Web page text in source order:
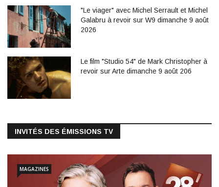
"Le viager" avec Michel Serrault et Michel
Galabru à revoir sur W9 dimanche 9 août
2026
Le film "Studio 54" de Mark Christopher à
revoir sur Arte dimanche 9 août 206
INVITÉS DES ÉMISSIONS TV
MAGAZINES